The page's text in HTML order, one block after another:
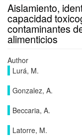
Aislamiento,
capacidad
contaminantes
alimenticios
Author
Lurá, M.
Gonzalez, A.
Beccaria, A.
Latorre, M.